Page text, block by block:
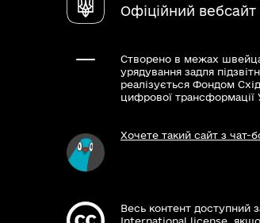
Офіційний вебсайт
Створено в межах
урядування задля
реалізується Фондом
цифрової трансформації
Хочете такий сайт з чат-
Весь контент доступний
International license, якщо